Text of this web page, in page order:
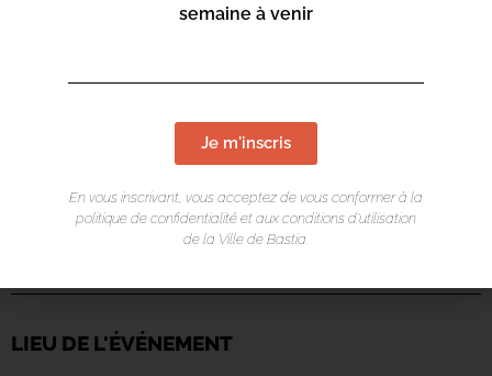
LIEU DE L'ÉVÉNEMENT
semaine à venir
Je m'inscris
En vous inscrivant, vous acceptez de vous conformer à la
politique de confidentialité et aux conditions d’utilisation
de la Ville de Bastia.